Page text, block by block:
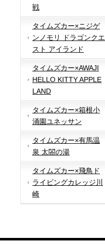
戦
タイムズカー×ニジゲ
ンノモリ ドラゴンクエ
スト アイランド
タイムズカー×AWAJI
HELLO KITTY APPLE
LAND
タイムズカー×箱根小
涌園ユネッサン
タイムズカー×有馬温
泉 太閤の湯
タイムズカー×飛鳥ド
ライビングカレッジ川
崎